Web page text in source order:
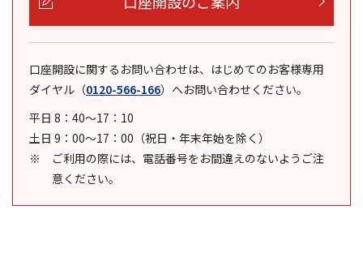
口座開設に関するお問い合わせは、はじめてのお客様専用
ダイヤル （0120-566-166） へお問い合わせください。
平日 8：40～17：10
土日 9：00～17：00（祝日・年末年始を除く）
ご利用の際には、電話番号をお間違えのないようご注
意ください。